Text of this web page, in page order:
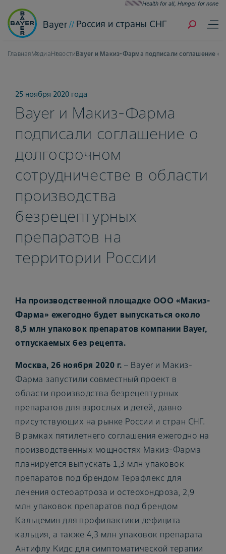
Health for all, Hunger for none
Bayer Россия и страны СНГ
ГлавнаяМедиаНовостиBayer и Макиз-Фарма подписали соглашение о
25 ноября 2020 года
Bayer и Макиз-Фарма
подписали соглашение о
долгосрочном
сотрудничестве в области
производства
безрецептурных
препаратов на
территории России
На производственной площадке ООО «Макиз-
Фарма» ежегодно будет выпускаться около
8,5 млн упаковок препаратов компании Bayer,
отпускаемых без рецепта.
Москва, 26 ноября 2020 г. – Bayer и Макиз-
Фарма запустили совместный проект в
области производства безрецептурных
препаратов для взрослых и детей, давно
присутствующих на рынке России и стран СНГ.
В рамках пятилетнего соглашения ежегодно на
производственных мощностях Макиз-Фарма
планируется выпускать 1,3 млн упаковок
препаратов под брендом Терафлекс для
лечения остеоартроза и остеохондроза, 2,9
млн упаковок препаратов под брендом
Кальцемин для профилактики дефицита
кальция, а также 4,3 млн упаковок препарата
Антифлу Кидс для симптоматической терапии